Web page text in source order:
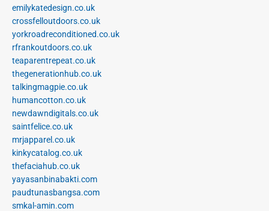
emilykatedesign.co.uk
crossfelloutdoors.co.uk
yorkroadreconditioned.co.uk
rfrankoutdoors.co.uk
teaparentrepeat.co.uk
thegenerationhub.co.uk
talkingmagpie.co.uk
humancotton.co.uk
newdawndigitals.co.uk
saintfelice.co.uk
mrjapparel.co.uk
kinkycatalog.co.uk
thefaciahub.co.uk
yayasanbinabakti.com
paudtunasbangsa.com
smkal-amin.com